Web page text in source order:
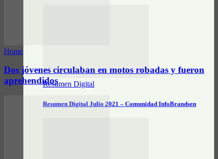
Resumen Digital
Resumen Digital Julio 2021 – Comunidad InfoBrandsen
Home
Dos jóvenes circulaban en motos robadas y fueron
aprehendidos